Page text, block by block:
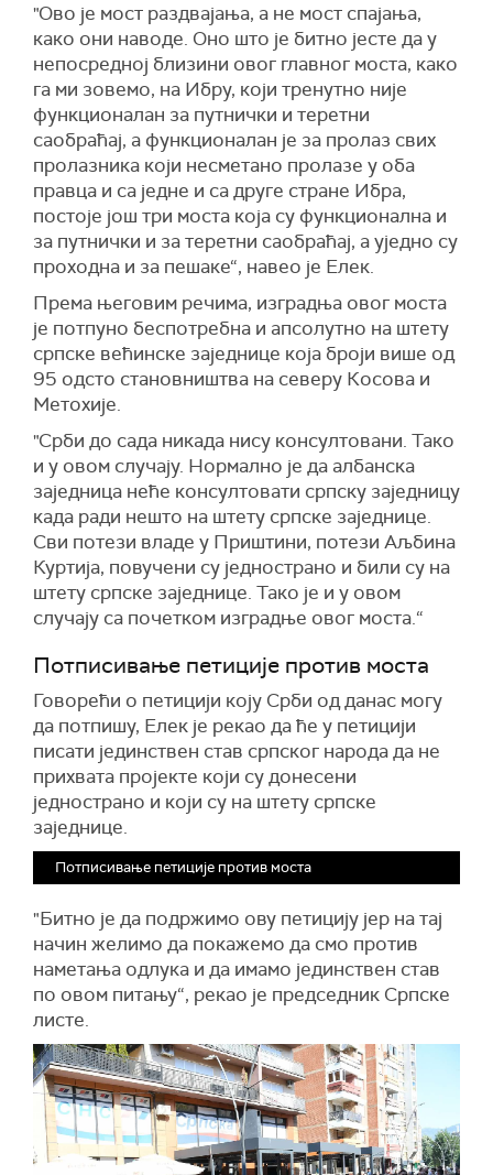
"Ово је мост раздвајања, а не мост спајања,
како они наводе. Оно што је битно јесте да у
непосредној близини овог главног моста, како
га ми зовемо, на Ибру, који тренутно није
функционалан за путнички и теретни
саобраћај, а функционалан је за пролаз свих
пролазника који несметано пролазе у оба
правца и са једне и са друге стране Ибра,
постоје још три моста која су функционална и
за путнички и за теретни саобраћај, а уједно су
проходна и за пешаке“, навео је Елек.
Према његовим речима, изградња овог моста
је потпуно беспотребна и апсолутно на штету
српске већинске заједнице која броји више од
95 одсто становништва на северу Косова и
Метохије.
"Срби до сада никада нису консултовани. Тако
и у овом случају. Нормално је да албанска
заједница неће консултовати српску заједницу
када ради нешто на штету српске заједнице.
Сви потези владе у Приштини, потези Аљбина
Куртија, повучени су једнострано и били су на
штету српске заједнице. Тако је и у овом
случају са почетком изградње овог моста.“
Потписивање петиције против моста
Говорећи о петицији коју Срби од данас могу
да потпишу, Елек је рекао да ће у петицији
писати јединствен став српског народа да не
прихвата пројекте који су донесени
једнострано и који су на штету српске
заједнице.
Потписивање петиције против моста
"Битно је да подржимо ову петицију јер на тај
начин желимо да покажемо да смо против
наметања одлука и да имамо јединствен став
по овом питању“, рекао је председник Српске
листе.